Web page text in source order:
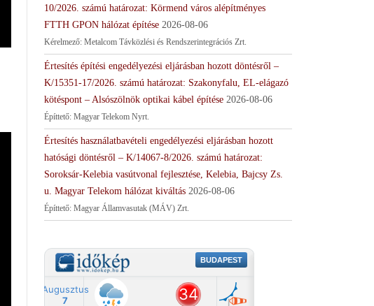
10/2026. számú határozat: Körmend város alépítményes
FTTH GPON hálózat építése 2026-08-06
Kérelmező: Metalcom Távközlési és Rendszerintegrációs Zrt.
Értesítés építési engedélyezési eljárásban hozott döntésről –
K/15351-17/2026. számú határozat: Szakonyfalu, EL-elágazó
kötéspont – Alsószölnök optikai kábel építése 2026-08-06
Építtető: Magyar Telekom Nyrt.
Értesítés használatbavételi engedélyezési eljárásban hozott
hatósági döntésről – K/14067-8/2026. számú határozat:
Soroksár-Kelebia vasútvonal fejlesztése, Kelebia, Bajcsy Zs.
u. Magyar Telekom hálózat kiváltás 2026-08-06
Építtető: Magyar Államvasutak (MÁV) Zrt.